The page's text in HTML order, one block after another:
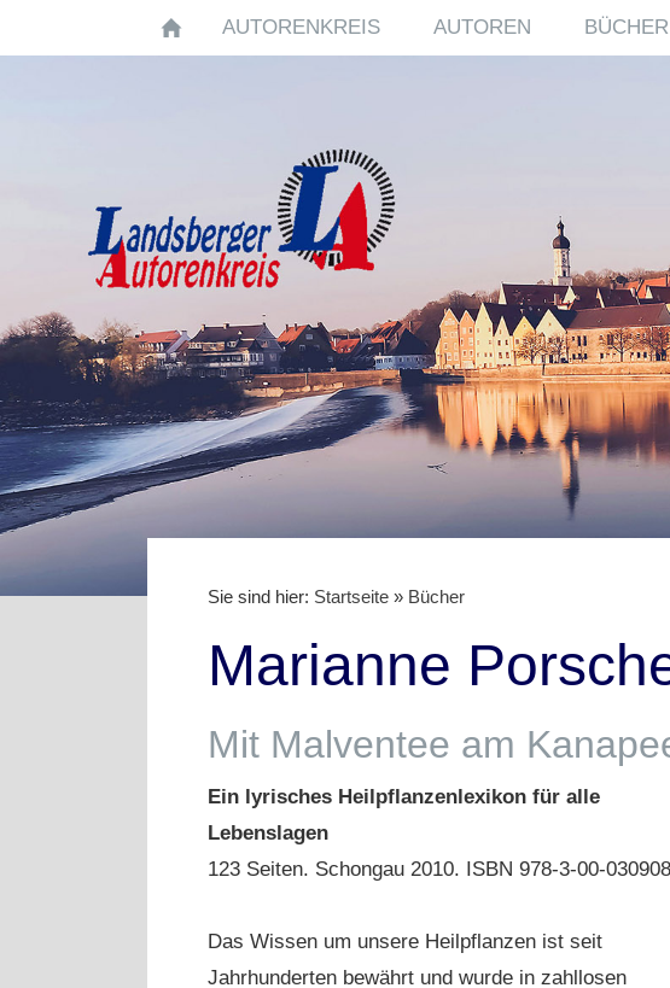
AUTORENKREIS AUTOREN BÜCHER
Sie sind hier: Startseite » Bücher
Marianne
Mit Malventee am
Ein lyrisches Heilpflanzenlexikon für alle
Lebenslagen
123 Seiten. Schongau 2010. ISBN 978-3-00-
Das Wissen um unsere Heilpflanzen ist seit
Jahrhunderten bewährt und wurde in zahllosen